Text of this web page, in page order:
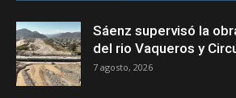
Sáenz supervisó la
del rio Vaqueros y
7 agosto, 2026